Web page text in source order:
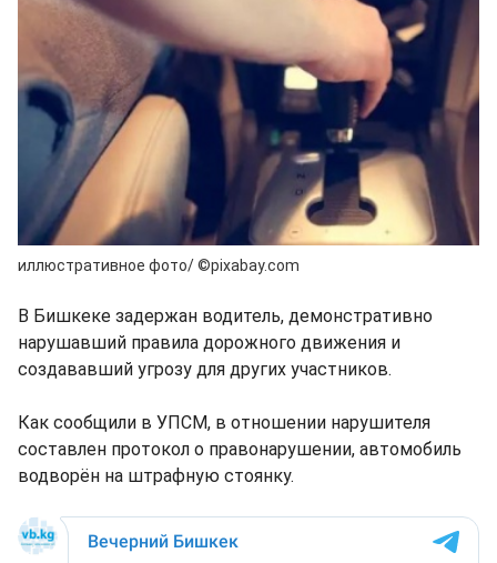
иллюстративное фото/ ©pixabay.com
В Бишкеке задержан водитель, демонстративно
нарушавший правила дорожного движения и
создававший угрозу для других участников.
Как сообщили в УПСМ, в отношении нарушителя
составлен протокол о правонарушении, автомобиль
водворён на штрафную стоянку.